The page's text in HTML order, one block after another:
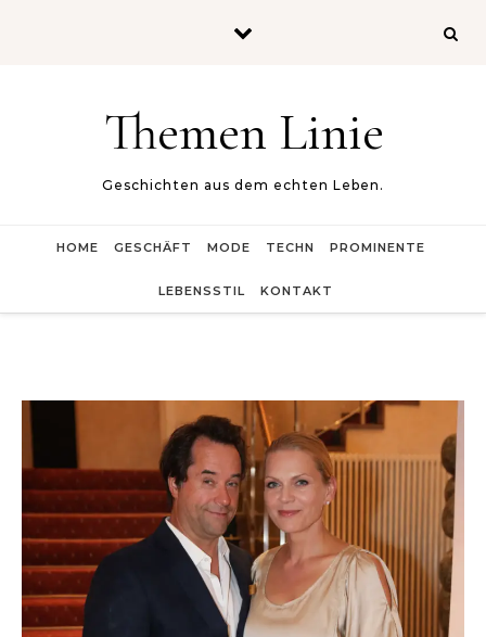
Themen Linie
Geschichten aus dem echten Leben.
HOME GESCHÄFT MODE TECHN PROMINENTE
LEBENSSTIL KONTAKT